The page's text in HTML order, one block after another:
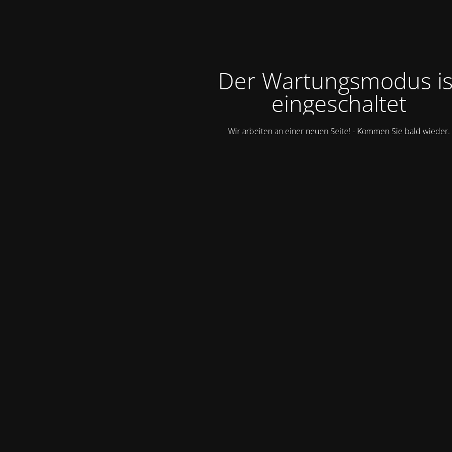
Der Wartungsmodus
eingeschaltet
Wir arbeiten an einer neuen Seite! - Kommen Sie bald wieder.